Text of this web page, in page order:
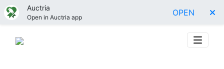
Auctria
Open in Auctria app OPEN